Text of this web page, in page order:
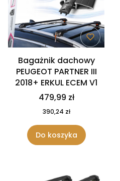
Bagażnik dachowy
PEUGEOT PARTNER III
2018+ ERKUL ECEM V1
479,99 zł
390,24 zł
Do koszyka